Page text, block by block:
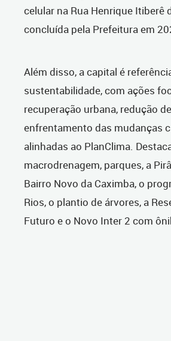
celular na Rua Henrique Itiberê
concluída pela Prefeitura em
Além disso, a capital é
sustentabilidade, com ações
recuperação urbana, redução
enfrentamento das mudanças
alinhadas ao PlanClima.
macrodrenagem, parques, a
Bairro Novo da Caximba, o
Rios, o plantio de árvores, a
Futuro e o Novo Inter 2 com